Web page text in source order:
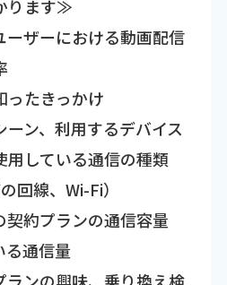
ります≫
ーザーにおける動画配信
ったきっかけ
ーン、利用するデバイス
用している通信の種類
回線、Wi-Fi）
契約プランの通信容量
る通信量